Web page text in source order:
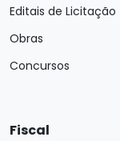
Editais de Licitação
Obras
Concursos
Fiscal